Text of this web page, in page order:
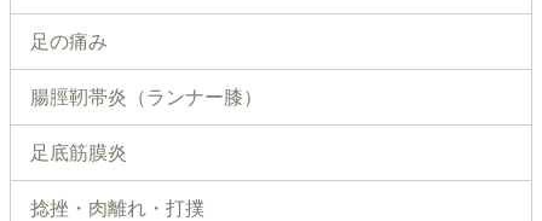
足の痛み
腸脛靭帯炎（ランナー膝）
足底筋膜炎
捻挫・肉離れ・打撲